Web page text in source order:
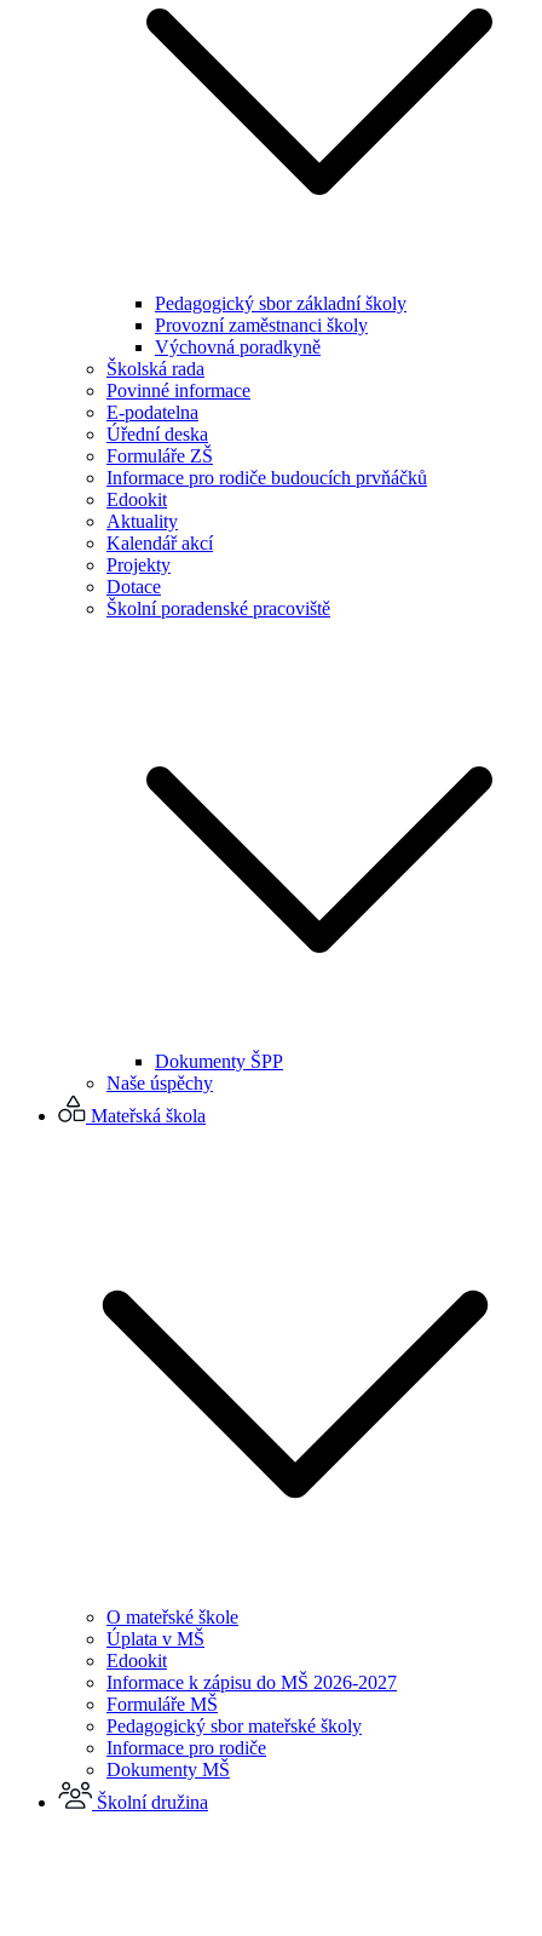
Pedagogický sbor základní školy
Provozní zaměstnanci školy
Výchovná poradkyně
Školská rada
Povinné informace
E-podatelna
Úřední deska
Formuláře ZŠ
Informace pro rodiče budoucích prvňáčků
Edookit
Aktuality
Kalendář akcí
Projekty
Dotace
Školní poradenské pracoviště
Dokumenty ŠPP
Naše úspěchy
Mateřská škola
O mateřské škole
Úplata v MŠ
Edookit
Informace k zápisu do MŠ 2026-2027
Formuláře MŠ
Pedagogický sbor mateřské školy
Informace pro rodiče
Dokumenty MŠ
Školní družina